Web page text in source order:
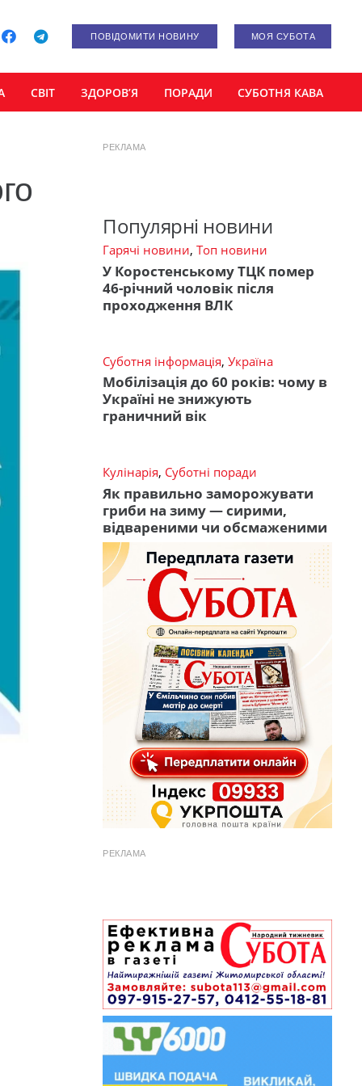
ПОВІДОМИТИ НОВИНУ МОЯ СУБОТА
СВІТ ЗДОРОВ’Я ПОРАДИ СУБОТНЯ КАВА
РЕКЛАМА
Популярні новини
Гарячі новини, Топ новини
У Коростенському ТЦК помер
46-річний чоловік після
проходження ВЛК
Суботня інформація, Україна
Мобілізація до 60 років: чому в
Україні не знижують
граничний вік
Кулінарія, Суботні поради
Як правильно заморожувати
гриби на зиму — сирими,
відвареними чи обсмаженими
РЕКЛАМА